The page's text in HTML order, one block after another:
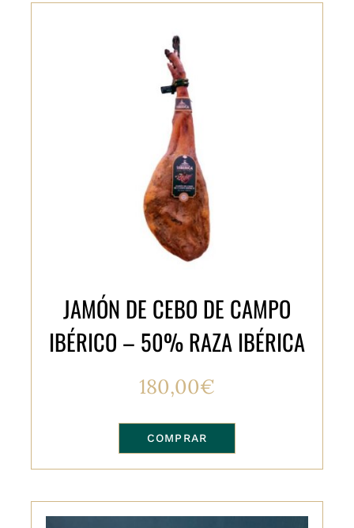
JAMÓN DE CEBO DE CAMPO
IBÉRICO – 50% RAZA IBÉRICA
180,00€
COMPRAR